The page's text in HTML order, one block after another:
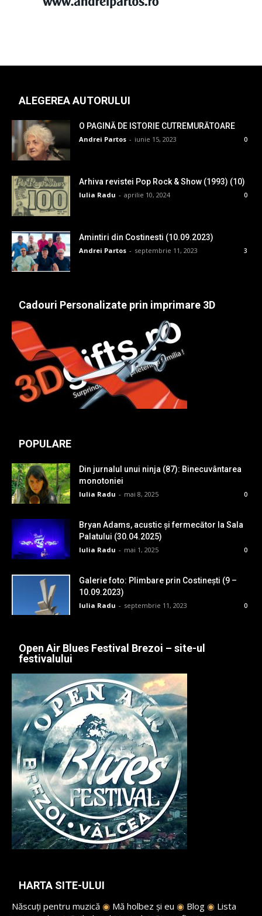
ALEGEREA AUTORULUI
O PAGINĂ DE ISTORIE CUTREMURĂTOARE
Andrei Partos - iunie 15, 2023 0
Arhiva revistei Pop Rock & Show (1993) (10)
Iulia Radu - aprilie 10, 2024 0
Amintiri din Costinesti (10.09.2023)
Andrei Partos - septembrie 11, 2023 3
Cadouri Personalizate prin imprimare 3D
POPULARE
Din jurnalul unui ninja (87): Binecuvântarea
monotoniei
Iulia Radu - mai 8, 2025 0
Bryan Adams, acustic și fermecător la Sala
Palatului (30.04.2025)
Iulia Radu - mai 1, 2025 0
Galerie foto: Plimbare prin Costinești (9 –
10.09.2023)
Iulia Radu - septembrie 11, 2023 0
Open Air Blues Festival Brezoi – site-ul
festivalului
HARTA SITE-ULUI
Născuți pentru muzică ◉ Mă holbez și eu ◉ Blog ◉ Lista